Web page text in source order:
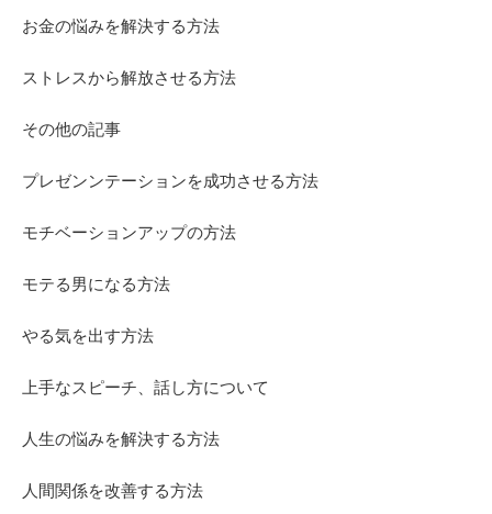
お金の悩みを解決する方法
ストレスから解放させる方法
その他の記事
プレゼンンテーションを成功させる方法
モチベーションアップの方法
モテる男になる方法
やる気を出す方法
上手なスピーチ、話し方について
人生の悩みを解決する方法
人間関係を改善する方法